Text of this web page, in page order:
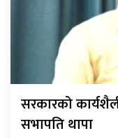
सरकारको
सभापति थापा